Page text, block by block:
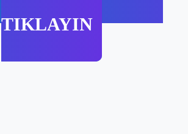
TIKLAYIN